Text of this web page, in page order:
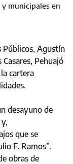
municipales en
Agustín
Pehuajó
cartera
desayuno de
que se
F. Ramos”.
obras de